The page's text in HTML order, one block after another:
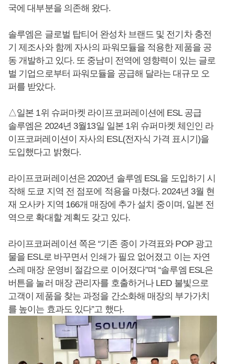
국에 대부분을 의존해 왔다.
솔루엠은 글로벌 탑티어 완성차 브랜드 및 전기차 충전
기 제조사와 함께 자사의 파워모듈을 적용한 제품을 공
동 개발하고 있다. 또 중남미 전역에 영향력이 있는 글로
벌 기업으로부터 파워모듈을 공급해 달라는 대규모 오
퍼를 받았다.
△일본 1위 슈퍼마켓 라이프코퍼레이션에 ESL 공급
솔루엠은 2024년 3월13일 일본 1위 슈퍼마켓 체인인 라
이프코퍼레이션이 자사의 ESL(전자식 가격 표시기)을
도입했다고 밝혔다.
라이프코퍼레이션은 2020년 솔루엠 ESL을 도입하기 시
작해 도쿄 지역 전 점포에 적용을 마쳤다. 2024년 3월 현
재 오사카 지역 166개 매장에 추가 설치 중이며, 일본 전
역으로 확대할 계획도 갖고 있다.
라이프코퍼레이션 쪽은 “기존 종이 가격표와 POP 광고
물을 ESL로 바꾸면서 인쇄가 필요 없어졌고 이는 자연
스레 매장 운영비 절감으로 이어졌다”며 “솔루엠 ESL은
버튼을 눌러 매장 관리자를 호출하거나 LED 불빛으로
고객이 제품을 찾는 과정을 간소화해 매장의 부가가치
를 높이는 효과도 있다”고 했다.